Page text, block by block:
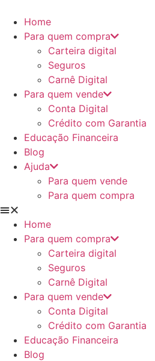
para
conteúdo
Home
Para quem compra
Carteira digital
Seguros
Carnê Digital
Para quem vende
Conta Digital
Crédito com Garantia
Educação Financeira
Blog
Ajuda
Para quem vende
Para quem compra
Home
Para quem compra
Carteira digital
Seguros
Carnê Digital
Para quem vende
Conta Digital
Crédito com Garantia
Educação Financeira
Blog